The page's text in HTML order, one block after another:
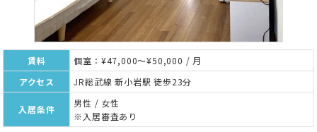
賃料
個室：¥47,000～¥50,000 / 月
アクセス
JR総武線 新小岩駅 徒歩23分
入居条件
男性 / 女性
※入居審査あり